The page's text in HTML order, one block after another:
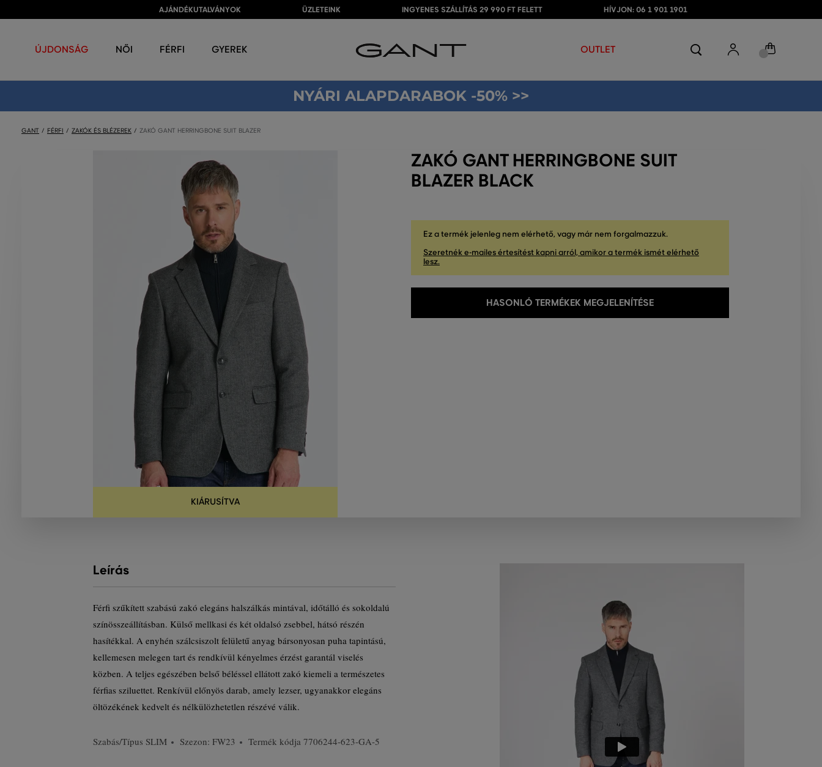
AJÁNDÉKUTALVÁNYOK ÜZLETEINK INGYENES SZÁLLÍTÁS 29 990 FT FELETT HÍVJON: 06 1 901 1901
ÚJDONSÁG NŐI FÉRFI GYEREK OUTLET
NYÁRI ALAPDARABOK -50% >>
GANT FÉRFI ZAKÓK ÉS BLÉZEREK ZAKÓ GANT HERRINGBONE SUIT BLAZER
KIÁRUSÍTVA
ZAKÓ GANT HERRINGBONE SUIT
BLAZER BLACK
Ez a termék jelenleg nem elérhető, vagy már nem forgalmazzuk.
Szeretnék e-mailes értesítést kapni arról, amikor a termék ismét elérhető
lesz.
HASONLÓ TERMÉKEK MEGJELENÍTÉSE
Leírás
Férfi szűkített szabású zakó elegáns halszálkás mintával, időtálló és sokoldalú
színösszeállításban. Külső mellkasi és két oldalsó zsebbel, hátsó részén
hasítékkal. A enyhén szálcsiszolt felületű anyag bársonyosan puha tapintású,
kellemesen melegen tart és rendkívül kényelmes érzést garantál viselés
közben. A teljes egészében belső béléssel ellátott zakó kiemeli a természetes
férfias sziluettet. Renkívül előnyös darab, amely lezser, ugyanakkor elegáns
öltözékének kedvelt és nélkülözhetetlen részévé válik.
Szabás/Típus SLIM Szezon: FW23 Termék kódja 7706244-623-GA-5